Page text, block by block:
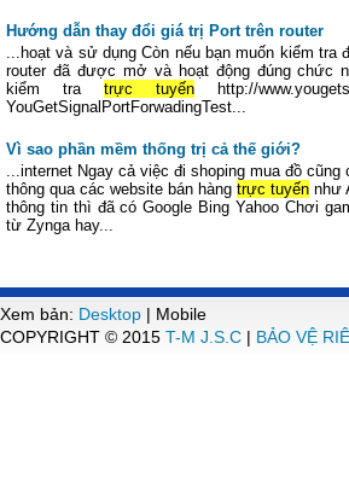
Hướng dẫn thay đổi giá trị Port trên router
...hoạt và sử dụng Còn nếu bạn muốn kiểm tra
router đã được mở và hoạt động đúng chức
kiểm tra trực tuyến http://
YouGetSignalPortForwadingTest...
Vì sao phần mềm thống trị cả thế giới?
...internet Ngay cả việc đi shoping mua đồ
thông qua các website bán hàng trực tuyến như
thông tin thì đã có Google Bing Yahoo Chơi
từ Zynga hay...
Xem bản: Desktop | Mobile
COPYRIGHT © 2015 T-M J.S.C | BẢO VỆ